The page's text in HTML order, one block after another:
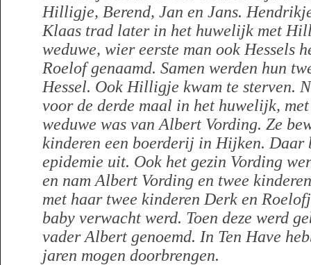
Hilligje, Berend, Jan en Jans.
Klaas trad later in het huwelijk met
weduwe, wier eerste man ook Hessels
Roelof genaamd. Samen werden hun
Hessel. Ook Hilligje kwam te sterven.
voor de derde maal in het huwelijk,
weduwe was van Albert Vording. Ze
kinderen een boerderij in Hijken. Daar
epidemie uit. Ook het gezin Vording
en nam Albert Vording en twee
met haar twee kinderen Derk en
baby verwacht werd. Toen deze werd
vader Albert genoemd. In Ten Have
jaren mogen doorbrengen.